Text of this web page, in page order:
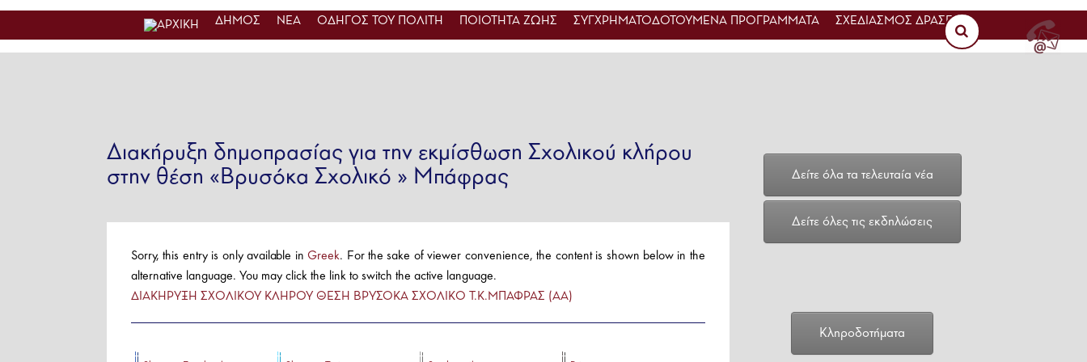
ΔΗΜΟΣ ΝΕΑ ΟΔΗΓΟΣ ΤΟΥ ΠΟΛΙΤΗ ΠΟΙΟΤΗΤΑ ΖΩΗΣ ΣΥΓΧΡΗΜΑΤΟΔΟΤΟΥΜΕΝΑ ΠΡΟΓΡΑΜΜΑΤΑ ΣΧΕΔΙΑΣΜΟΣ ΔΡΑΣΕΩΝ
Διακήρυξη δημοπρασίας για την εκμίσθωση Σχολικού κλήρου
στην θέση «Βρυσόκα Σχολικό » Μπάφρας
Sorry, this entry is only available inGreek. For the sake of viewer convenience, the content is shown below in the
alternative language. You may click the link to switch the active language.
ΔΙΑΚΗΡΥΞΗ ΣΧΟΛΙΚΟΥ ΚΛΗΡΟΥ ΘΕΣΗ ΒΡΥΣΟΚΑ ΣΧΟΛΙΚΟ Τ.Κ.ΜΠΑΦΡΑΣ (ΑΑ)
Δείτε όλα τα τελευταία νέα
Δείτε όλες τις εκδηλώσεις
Κληροδοτήματα